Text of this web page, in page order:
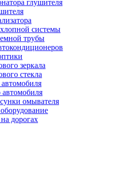
глушителя
системы
трубы
зеркала
стекла
омывателя
дорогах